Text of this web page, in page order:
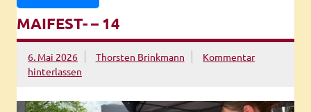
MAIFEST- – 14
6. Mai 2026 Thorsten Brinkmann
Kommentar
hinterlassen